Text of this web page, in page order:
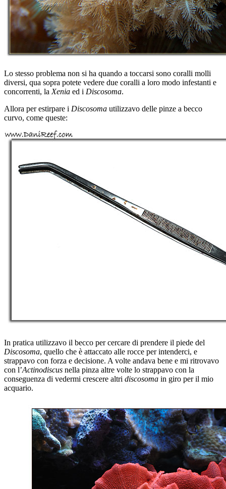
Lo stesso problema non si ha quando a toccarsi sono coralli molli
diversi, qua sopra potete vedere due coralli a loro modo infestanti e
concorrenti, la Xenia ed i Discosoma.
Allora per estirpare i Discosoma utilizzavo delle pinze a becco
curvo, come queste:
In pratica utilizzavo il becco per cercare di prendere il piede del
Discosoma, quello che è attaccato alle rocce per intenderci, e
strappavo con forza e decisione. A volte andava bene e mi ritrovavo
con l’Actinodiscus nella pinza altre volte lo strappavo con la
conseguenza di vedermi crescere altri discosoma in giro per il mio
acquario.